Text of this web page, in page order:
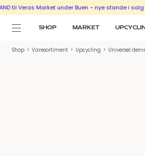
til Veras Market under Buen – nye stande i salg
SHOP MARKET
Shop > Varesortiment > Upcycling > Universel